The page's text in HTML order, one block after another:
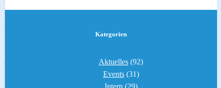
Kategorien
Aktuelles (92)
Events(31)
Intern (29)